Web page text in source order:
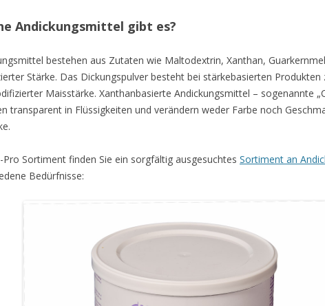
Andickungsmittel gibt es?
bestehen aus Zutaten wie Maltodextrin, Xanthan,
Stärke. Das Dickungspulver besteht bei stärkebasierten Produkten
Maisstärke. Xanthanbasierte Andickungsmittel – sogenannte
transparent in Flüssigkeiten und verändern weder Farbe noch
Pro Sortiment finden Sie ein sorgfältig ausgesuchtes Sortiment an
Bedürfnisse: